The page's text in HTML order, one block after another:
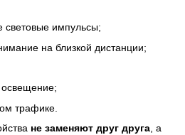
световые импульсы;
на близкой дистанции;
освещение;
трафике.
не заменяют друг друга , а